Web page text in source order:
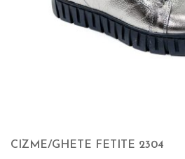
CIZME/GHETE FETITE 2304